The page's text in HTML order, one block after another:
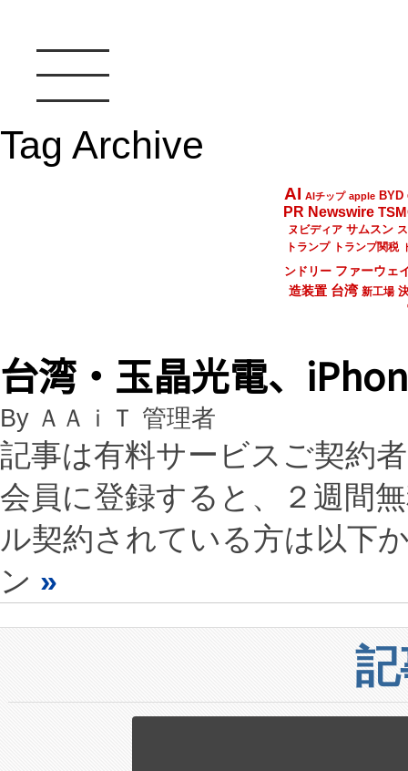
Tag Archive
AI AIチップ apple BYD
PR Newswire
ヌビディア サムスン
トランプ
トランプ関税
ンドリー ファーウェ
造装置 台湾 新工場
台湾・玉晶光電、
By ＡＡｉＴ 管理者
記事は有料サービスご契約
会員に登録すると、２週間
ル契約されている方は以下
ン »